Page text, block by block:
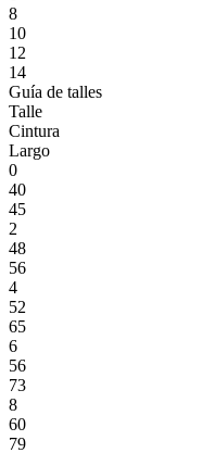
8
10
12
14
Guía de talles
Talle
Cintura
Largo
0
40
45
2
48
56
4
52
65
6
56
73
8
60
79